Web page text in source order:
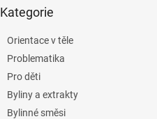
kategorie
Kategorie
Orientace v těle
Problematika
Pro děti
Byliny a extrakty
Bylinné směsi